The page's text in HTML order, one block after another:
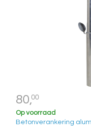
80,00
Op voorraad
Betonverankering